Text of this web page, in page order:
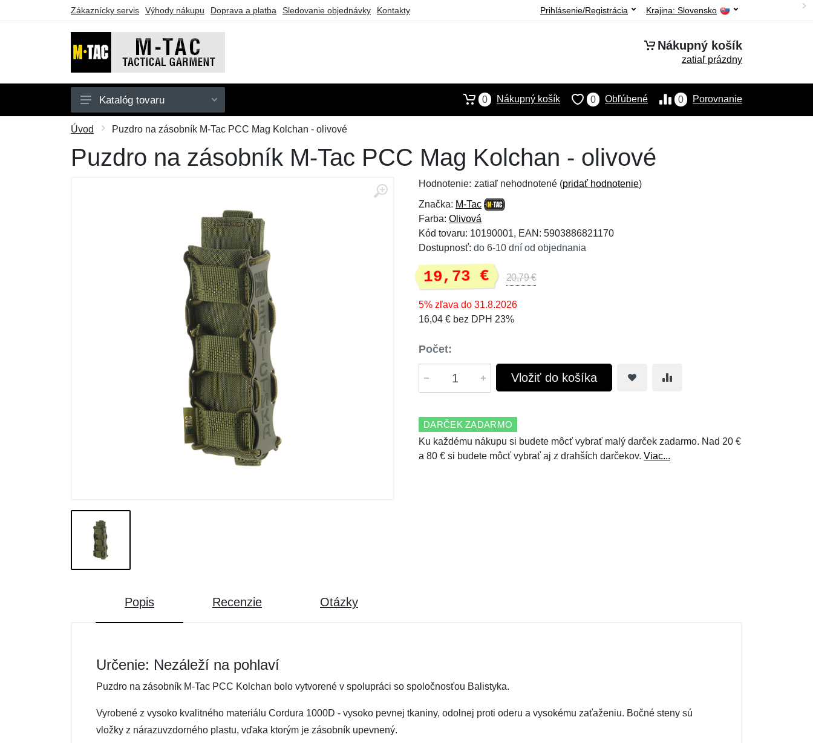
Zákaznícky servis Výhody nákupu Doprava a platba Sledovanie objednávky Kontakty Krajina: Slovensko
Prihlásenie/Registrácia
Nákupný košík
zatiaľ prázdny
Pánske
Dámske
Katalóg tovaru 0 Porovnanie
0 Obľúbené
0 Nákupný košík
Úvod Puzdro na zásobník M-Tac PCC Mag Kolchan - olivové
Puzdro na zásobník M-Tac PCC Mag Kolchan - olivové
Hodnotenie: zatiaľ nehodnotené (pridať hodnotenie)
Značka: M-Tac
Farba: Olivová
Kód tovaru: 10190001, EAN: 5903886821170
Dostupnosť: do 6-10 dní od objednania
19,73 € 20,79 €
5% zľava do 31.8.2026
16,04 € bez DPH 23%
Počet:
Vložiť do košíka
DARČEK ZADARMO
Ku každému nákupu si budete môcť vybrať malý darček zadarmo. Nad 20 €
a 80 € si budete môcť vybrať aj z drahších darčekov. Viac...
Popis Recenzie Otázky
Určenie: Nezáleží na pohlaví
Puzdro na zásobník M-Tac PCC Kolchan bolo vytvorené v spolupráci so spoločnosťou Balistyka.
Vyrobené z vysoko kvalitného materiálu Cordura 1000D - vysoko pevnej tkaniny, odolnej proti oderu a vysokému zaťaženiu. Bočné steny sú
vložky z nárazuvzdorného plastu, vďaka ktorým je zásobník upevnený.